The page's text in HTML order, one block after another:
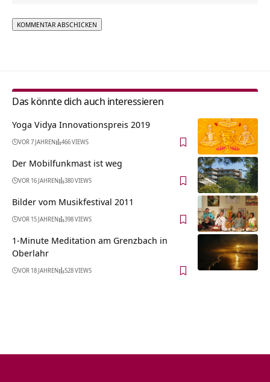
Das könnte dich auch interessieren
Yoga Vidya Innovationspreis 2019
VOR 7 JAHREN 466 VIEWS
Der Mobilfunkmast ist weg
VOR 16 JAHREN 380 VIEWS
Bilder vom Musikfestival 2011
VOR 15 JAHREN 398 VIEWS
1-Minute Meditation am Grenzbach in
Oberlahr
VOR 18 JAHREN 528 VIEWS